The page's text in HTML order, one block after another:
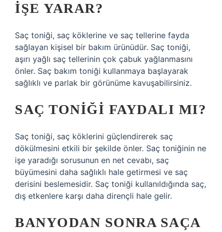
IŞE YARAR?
Saç toniği, saç köklerine ve saç tellerine fayda
sağlayan kişisel bir bakım ürünüdür. Saç toniği,
aşırı yağlı saç tellerinin çok çabuk yağlanmasını
önler. Saç bakım toniği kullanmaya başlayarak
sağlıklı ve parlak bir görünüme kavuşabilirsiniz.
SAÇ TONIĞI FAYDALI MI?
Saç toniği, saç köklerini güçlendirerek saç
dökülmesini etkili bir şekilde önler. Saç toniğinin ne
işe yaradığı sorusunun en net cevabı, saç
büyümesini daha sağlıklı hale getirmesi ve saç
derisini beslemesidir. Saç toniği kullanıldığında saç,
dış etkenlere karşı daha dirençli hale gelir.
BANYODAN SONRA SAÇA